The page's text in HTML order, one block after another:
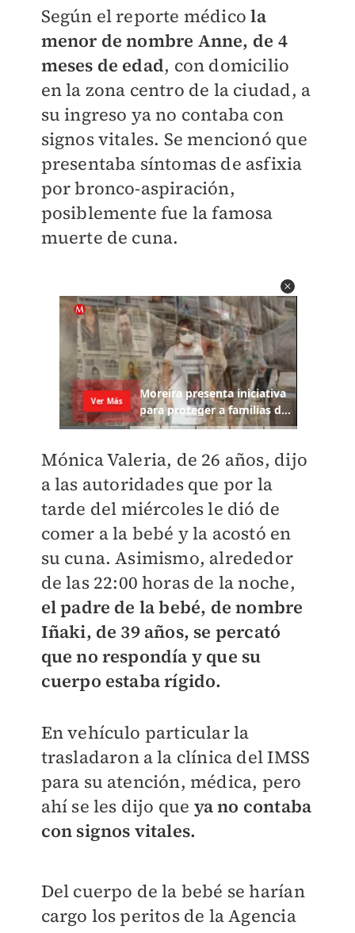
Según el reporte médico la
menor de nombre Anne, de 4
meses de edad, con domicilio
en la zona centro de la ciudad, a
su ingreso ya no contaba con
signos vitales. Se mencionó que
presentaba síntomas de asfixia
por bronco-aspiración,
posiblemente fue la famosa
muerte de cuna.
Mónica Valeria, de 26 años, dijo
a las autoridades que por la
tarde del miércoles le dió de
comer a la bebé y la acostó en
su cuna. Asimismo, alrededor
de las 22:00 horas de la noche,
el padre de la bebé, de nombre
Iñaki, de 39 años, se percató
que no respondía y que su
cuerpo estaba rígido.
En vehículo particular la
trasladaron a la clínica del IMSS
para su atención, médica, pero
ahí se les dijo que ya no contaba
con signos vitales.
Del cuerpo de la bebé se harían
cargo los peritos de la Agencia